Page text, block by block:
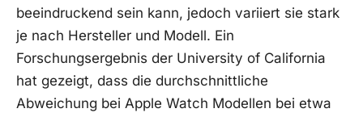
beeindruckend sein kann, jedoch variiert sie‍ stark
je nach ⁤Hersteller und Modell. Ein
Forschungsergebnis der University of California‌
hat gezeigt, dass die durchschnittliche
Abweichung bei Apple Watch Modellen bei etwa